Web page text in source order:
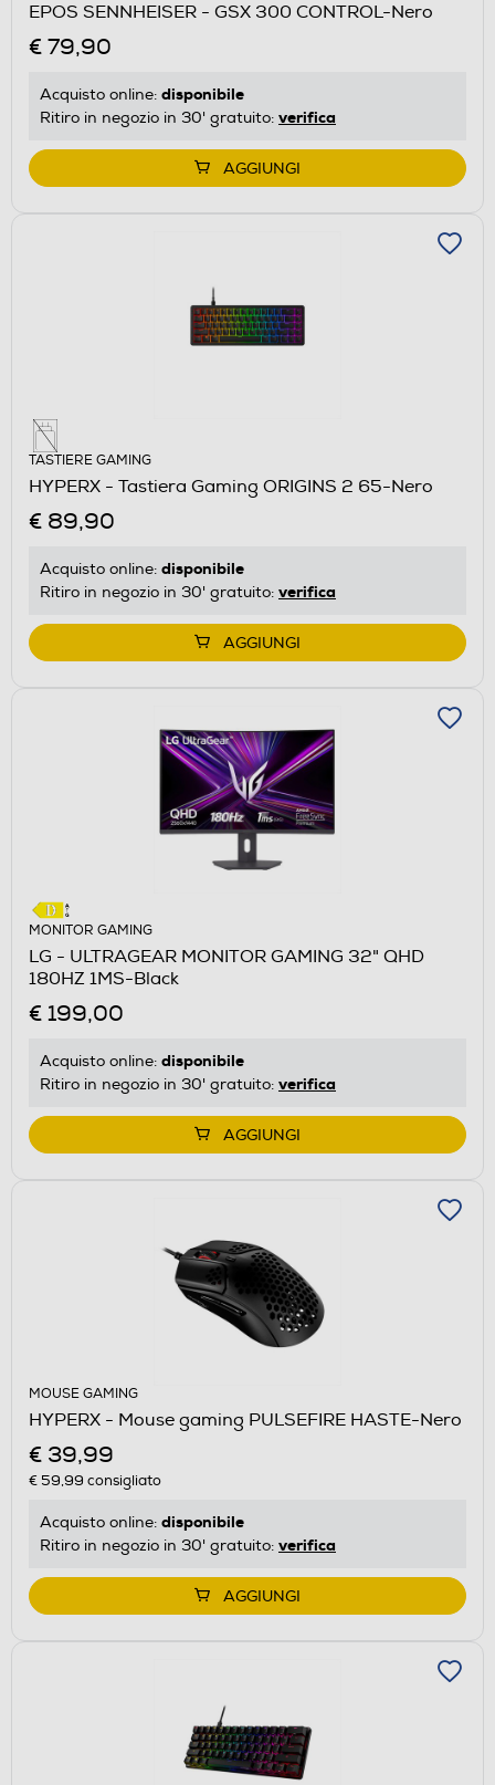
EPOS SENNHEISER - GSX 300 CONTROL-Nero
€ 79,90
Acquisto online: disponibile
Ritiro in negozio in 30' gratuito: verifica
AGGIUNGI
TASTIERE GAMING
HYPERX - Tastiera Gaming ORIGINS 2 65-Nero
€ 89,90
Acquisto online: disponibile
Ritiro in negozio in 30' gratuito: verifica
AGGIUNGI
MONITOR GAMING
LG - ULTRAGEAR MONITOR GAMING 32" QHD
180HZ 1MS-Black
€ 199,00
Acquisto online: disponibile
Ritiro in negozio in 30' gratuito: verifica
AGGIUNGI
MOUSE GAMING
HYPERX - Mouse gaming PULSEFIRE HASTE-Nero
€ 39,99
€ 59,99 consigliato
Acquisto online: disponibile
Ritiro in negozio in 30' gratuito: verifica
AGGIUNGI